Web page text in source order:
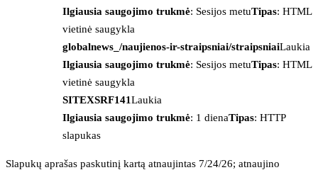
Ilgiausia saugojimo trukmė: Sesijos metuTipas: HTML
vietinė saugykla
globalnews_/naujienos-ir-straipsniai/straipsniaiLaukia
Ilgiausia saugojimo trukmė: Sesijos metuTipas: HTML
vietinė saugykla
SITEXSRF141Laukia
Ilgiausia saugojimo trukmė: 1 dienaTipas: HTTP
slapukas
Slapukų aprašas paskutinį kartą atnaujintas 7/24/26; atnaujino